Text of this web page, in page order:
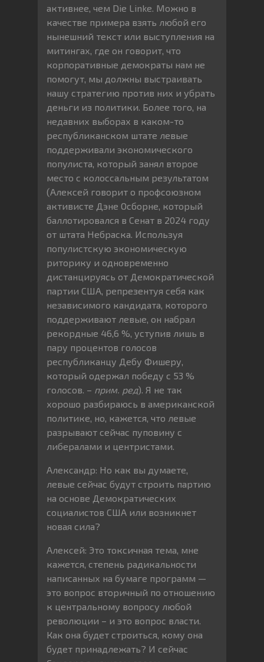
активнее, чем Die Linke. Можно в
качестве примера взять любой его
нынешний текст или выступления на
митингах, где он говорит, что
корпоративные демократы нам не
помогут, мы должны выстраивать
нашу стратегию против них и убрать
деньги из политики. Более того, на
недавних выборах в каком-то
республиканском штате левые
поддерживали экономического
популиста, который занял второе
место с колоссальным результатом
(Алексей говорит о профсоюзном
активисте Дэне Осборне, который
баллотировался в Сенат в 2024 году
от штата Небраска. Используя
популистскую экономическую
риторику и одновременно
дистанцируясь от Демократической
партии США, репрезентуя себя как
независимого кандидата, которого
поддерживают левые, он набрал
рекордные 46,6 %, уступив лишь в
пару процентов голосов
республиканцу Дебу Фишеру,
который одержал победу с 53 %
голосов. – прим. ред). Я не так
хорошо разбираюсь в американской
политике, но, кажется, что левые
разрывают сейчас пуповину с
либералами и центристами.
Александр: Но как вы думаете,
левые сейчас будут строить партию
на основе Демократических
социалистов США или возникнет
новая сила?
Алексей: Это токсичная тема, мне
кажется, степень радикальности
написанных на бумаге программ —
это вопрос вторичный по отношению
к центральному вопросу любой
революции – и это вопрос власти.
Как она будет строиться, кому она
будет принадлежать? И сейчас